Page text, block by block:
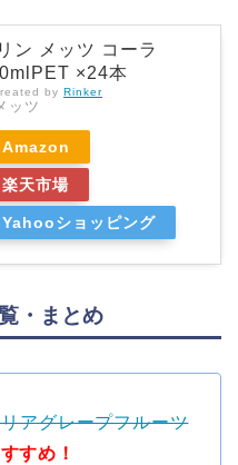
ン メッツ コーラ
×24本
by Rinker
ッツ
Amazon
楽天市場
Yahooショッピング
・まとめ
アグレープフルーツ
すめ！